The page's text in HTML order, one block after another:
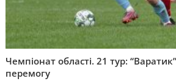
Чемпіонат області. 21 тур:
перемогу